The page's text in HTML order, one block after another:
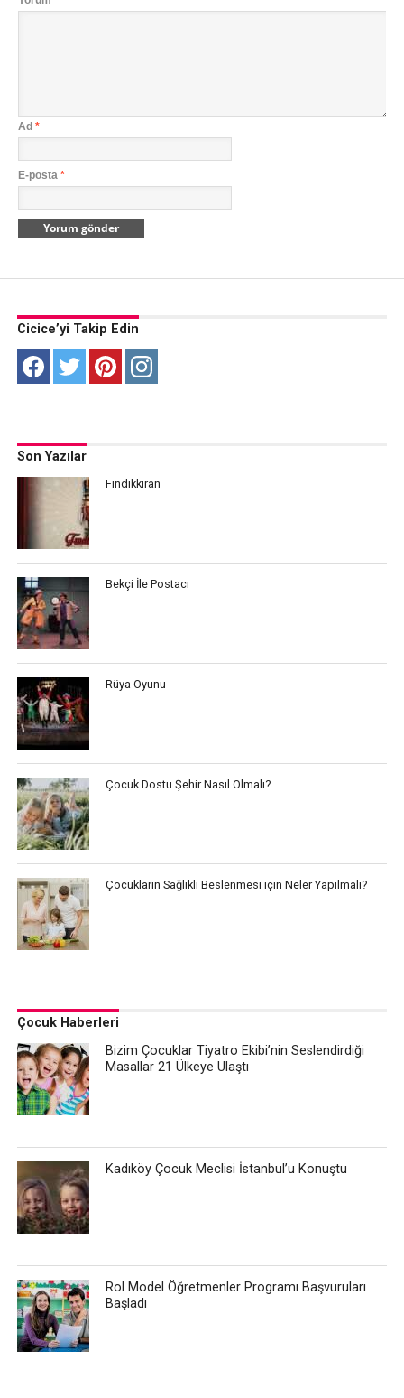
Ad *
E-posta *
Cicice’yi Takip Edin
Son Yazılar
Fındıkkıran
Bekçi İle Postacı
Rüya Oyunu
Çocuk Dostu Şehir Nasıl Olmalı?
Çocukların Sağlıklı Beslenmesi için Neler Yapılmalı?
Çocuk Haberleri
Bizim Çocuklar Tiyatro Ekibi’nin Seslendirdiği
Masallar 21 Ülkeye Ulaştı
Kadıköy Çocuk Meclisi İstanbul’u Konuştu
Rol Model Öğretmenler Programı Başvuruları
Başladı